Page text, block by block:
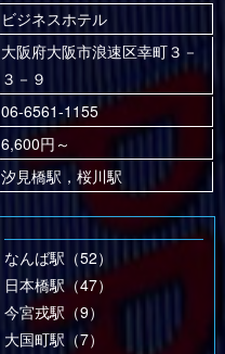
ビジネスホテル
大阪府大阪市浪速区幸町３－
３－９
06-6561-1155
6,600円～
汐見橋駅，桜川駅
なんば駅（52）
日本橋駅（47）
今宮戎駅（9）
大国町駅（7）